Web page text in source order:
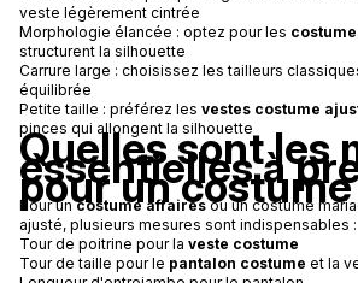
veste légèrement cintrée
Morphologie élancée : optez pour les
structurent la silhouette
Carrure large : choisissez les tailleurs
équilibrée
Petite taille : préférez les vestes costume
pinces qui allongent la silhouette
Quelles sont les
essentielles à
pour un costume
Pour uncostume affairesou un costume
ajusté, plusieurs mesures sont indispensables :
Tour de poitrine pour la veste costume
Tour de taille pour le pantalon costume et la